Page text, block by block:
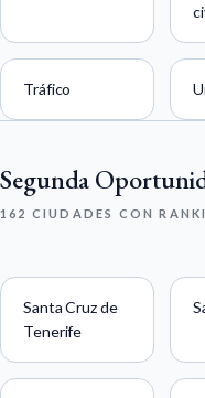
Tráfico
Segunda
162 CIUDADES CON
Santa Cruz de
Tenerife